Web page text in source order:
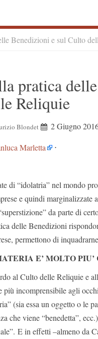
Benedizioni e sul Culto
pratica
Reliquie
Blondet 2 Giugno
Marletta ⋅
di “idolatria” nel mondo
e quindi marginalizzate
da parte di
delle Benedizioni
permettono di
E’ MOLTO
al Culto delle Reliquie e
più incomprensibile agli
(sia essa un oggetto o le
che viene “benedetta”,
E in effetti –almeno da